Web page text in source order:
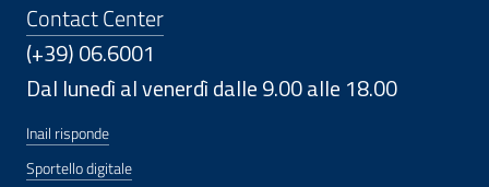
Contact Center
(+39) 06.6001
Dal lunedì al venerdì dalle 9.00 alle 18.00
Inail risponde
Sportello digitale